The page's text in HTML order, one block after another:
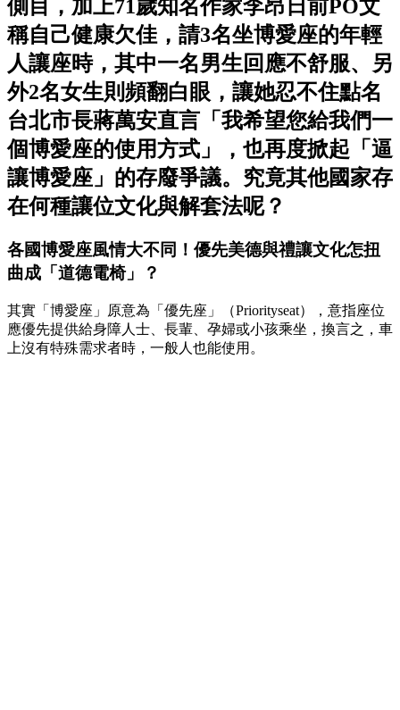
側目，加上71歲知名作家李昂日前PO文
稱自己健康欠佳，請3名坐博愛座的年輕
人讓座時，其中一名男生回應不舒服、另
外2名女生則頻翻白眼，讓她忍不住點名
台北市長蔣萬安直言「我希望您給我們一
個博愛座的使用方式」，也再度掀起「逼
讓博愛座」的存廢爭議。究竟其他國家存
在何種讓位文化與解套法呢？
各國博愛座風情大不同！優先美德與禮讓文化怎扭
曲成「道德電椅」？
其實「博愛座」原意為「優先座」（Priorityseat），意指座位
應優先提供給身障人士、長輩、孕婦或小孩乘坐，換言之，車
上沒有特殊需求者時，一般人也能使用。